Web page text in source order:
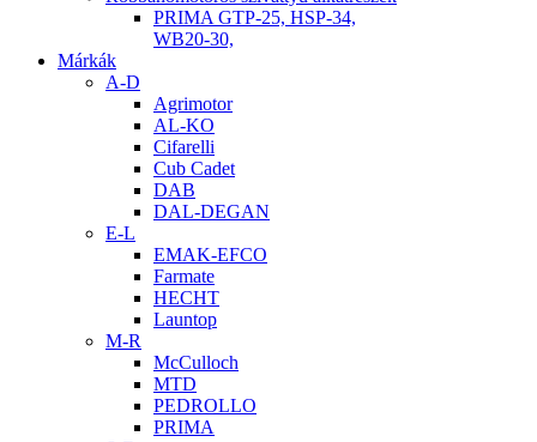
PRIMA GTP-25, HSP-34,
WB20-30,
Márkák
A-D
Agrimotor
AL-KO
Cifarelli
Cub Cadet
DAB
DAL-DEGAN
E-L
EMAK-EFCO
Farmate
HECHT
Launtop
M-R
McCulloch
MTD
PEDROLLO
PRIMA